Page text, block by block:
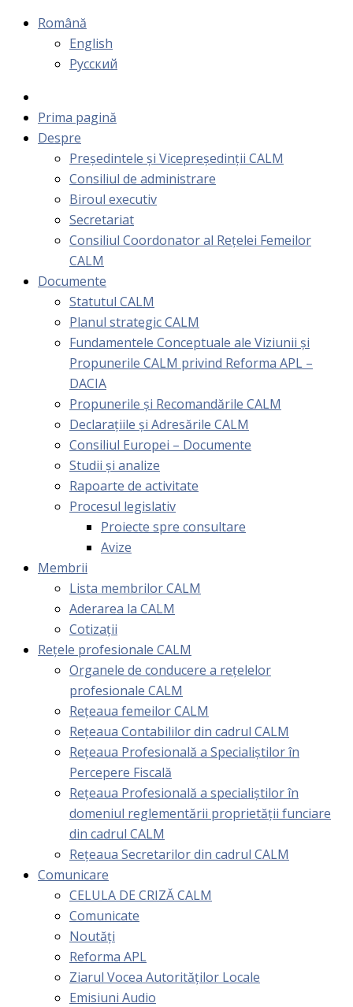
Română
English
Русский
Prima pagină
Despre
Președintele și Vicepreședinții CALM
Consiliul de administrare
Biroul executiv
Secretariat
Consiliul Coordonator al Rețelei Femeilor
CALM
Documente
Statutul CALM
Planul strategic CALM
Fundamentele Conceptuale ale Viziunii și
Propunerile CALM privind Reforma APL –
DACIA
Propunerile și Recomandările CALM
Declarațiile și Adresările CALM
Consiliul Europei – Documente
Studii și analize
Rapoarte de activitate
Procesul legislativ
Proiecte spre consultare
Avize
Membrii
Lista membrilor CALM
Aderarea la CALM
Cotizaţii
Rețele profesionale CALM
Organele de conducere a rețelelor
profesionale CALM
Rețeaua femeilor CALM
Rețeaua Contabililor din cadrul CALM
Rețeaua Profesională a Specialiștilor în
Percepere Fiscală
Reţeaua Profesională a specialiştilor în
domeniul reglementării proprietăţii funciare
din cadrul CALM
Rețeaua Secretarilor din cadrul CALM
Comunicare
CELULA DE CRIZĂ CALM
Comunicate
Noutăți
Reforma APL
Ziarul Vocea Autorităților Locale
Emisiuni Audio